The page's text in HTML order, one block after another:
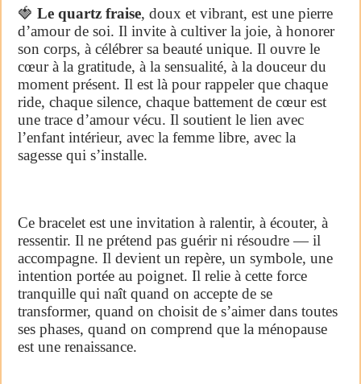
🍓 Le quartz fraise, doux et vibrant, est une pierre
d’amour de soi. Il invite à cultiver la joie, à honorer
son corps, à célébrer sa beauté unique. Il ouvre le
cœur à la gratitude, à la sensualité, à la douceur du
moment présent. Il est là pour rappeler que chaque
ride, chaque silence, chaque battement de cœur est
une trace d’amour vécu. Il soutient le lien avec
l’enfant intérieur, avec la femme libre, avec la
sagesse qui s’installe.
Ce bracelet est une invitation à ralentir, à écouter, à
ressentir. Il ne prétend pas guérir ni résoudre — il
accompagne. Il devient un repère, un symbole, une
intention portée au poignet. Il relie à cette force
tranquille qui naît quand on accepte de se
transformer, quand on choisit de s’aimer dans toutes
ses phases, quand on comprend que la ménopause
est une renaissance.